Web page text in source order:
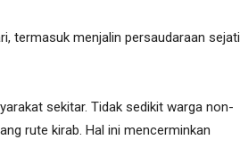
termasuk menjalin persaudaraan sejati
sekitar. Tidak sedikit warga non-
rute kirab. Hal ini mencerminkan